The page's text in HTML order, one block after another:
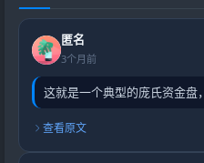
匿名
3个月前
这就是一个典型的庞氏资金盘
查看原文